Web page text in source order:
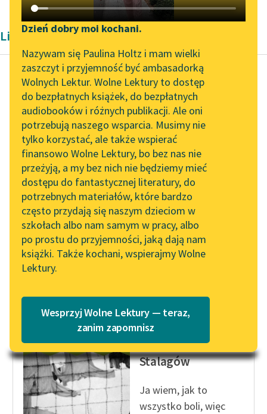
Katalog DAISY
Podkasty o książkach
Zgłoś brak utworu
Aktualności
„Prokurator Alicja Horn”
do słuchania
Byliśmy częścią AI Impact
Lab
Zapraszamy na spotkanie
online z tłumaczkami
literatury skandynawskiej
Spotkanie z Katarzyną
Tunkiel w Oslo
102. lata temu zmarł
Joseph Conrad
Lektury szkolne i klasyka
literatury do słuchania dla
uczennic i uczniów z
niepełnosprawnościami
E-kolekcja lektur
szkolnych i literatury do
Narzędzia
Mapa Wolnych Lektur
Leśmianator
Przewodnik dla piszących i
czytających
API
OAI-PMH
Widget Wolnych Lektur
Przypisy
Katalog w formacie PDF
Dzień dobry moi kochani.
Nazywam się Paulina Holtz i mam wielki
zaszczyt i przyjemność być ambasadorką
Wolnych Lektur. Wolne Lektury to dostęp
do bezpłatnych książek, do bezpłatnych
audiobooków i różnych publikacji. Ale oni
potrzebują naszego wsparcia. Musimy nie
tylko korzystać, ale także wspierać
finansowo Wolne Lektury, bo bez nas nie
przeżyją, a my bez nich nie będziemy mieć
dostępu do fantastycznej literatury, do
potrzebnych materiałów, które bardzo
często przydają się naszym dzieciom w
szkołach albo nam samym w pracy, albo
po prostu do przyjemności, jaką dają nam
książki. Także kochani, wspierajmy Wolne
Lektury.
Wesprzyj Wolne Lektury — teraz,
zanim zapomnisz
Liryka Konstantego Ildefonsa Gałczyńskiego
Konstanty Ildefons
Gałczyński
Matka Boska
Stalagów
Kładę ci dłonie na
włosach, by
miłosierdzie z odwagą
spleść w sercu twoim,
ażebyś — czuły...
Czytaj więcej
Konstanty Ildefons
Gałczyński
Matka Boska
Stalagów
Ja wiem, jak to
wszystko boli, więc